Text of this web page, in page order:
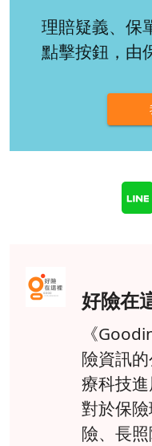
理賠疑義、保
點擊按鈕，由
好險在
《
險資訊
療科技
對於保
險、長